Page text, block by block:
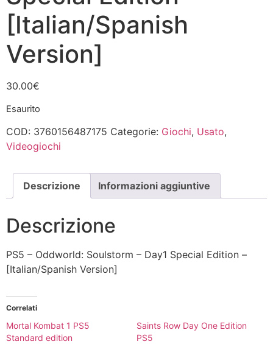
[Italian/Spanish
Version]
30.00€
Esaurito
COD: 3760156487175 Categorie: Giochi, Usato,
Videogiochi
Descrizione Informazioni aggiuntive
Descrizione
PS5 – Oddworld: Soulstorm – Day1 Special Edition –
[Italian/Spanish Version]
Correlati
Mortal Kombat 1 PS5
Standard edition
Saints Row Day One Edition
PS5